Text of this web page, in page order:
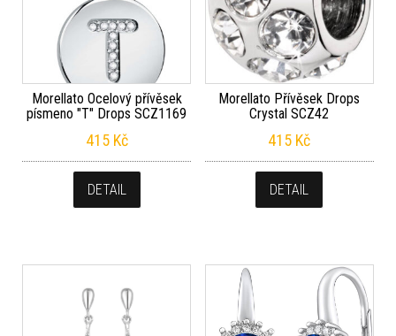
Morellato Ocelový přívěsek
písmeno "T" Drops SCZ1169
415 Kč
DETAIL
Morellato Přívěsek Drops
Crystal SCZ42
415 Kč
DETAIL